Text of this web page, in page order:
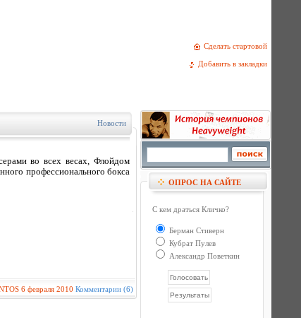
Сделать стартовой
Добавить в закладки
Новости
во всех весах, Флойдом
профессионального бокса
6 февраля 2010 Комментарии (6)
ОПРОС НА САЙТЕ
С кем драться Кличко?
Берман Стиверн
Кубрат Пулев
Александр Поветкин